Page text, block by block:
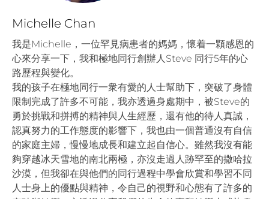
Michelle Chan
我是Michelle，一位罕見病患者的媽媽，懷着一顆感恩的
心來分享一下，我和極地同行創辦人Steve 同行5年的心
路歷程與變化。
我的孩子在極地同行一衆有愛的人士幫助下，突破了身體
限制完成了許多不可能，我亦透過身處期中，被Steve的
勇於挑戰和拼搏的精神與人生經歷，還有他的待人真誠，
認真努力的工作態度的影響下，我也由一個普通沒有自信
的家庭主婦，慢慢地成長和建立起自信心。雖然我沒有能
夠穿越冰天雪地的南北兩極，亦沒走過人跡罕至的撒哈拉
沙漠，但我卻在與他們的同行過程中學會欣賞和學習不同
人士身上的優點與精神，令自己的視野和心態有了許多的